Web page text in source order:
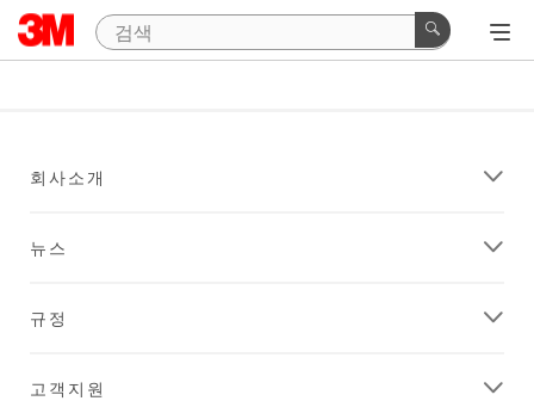
회사소개
뉴스
규정
고객지원